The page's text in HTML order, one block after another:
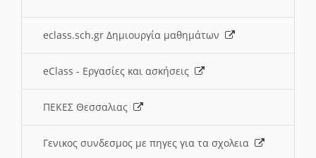
eclass.sch.gr Δημιουργία μαθημάτων
eClass - Εργασίες και ασκήσεις
ΠΕΚΕΣ Θεσσαλιας
Γενικος συνδεσμος με πηγες για τα σχολεια